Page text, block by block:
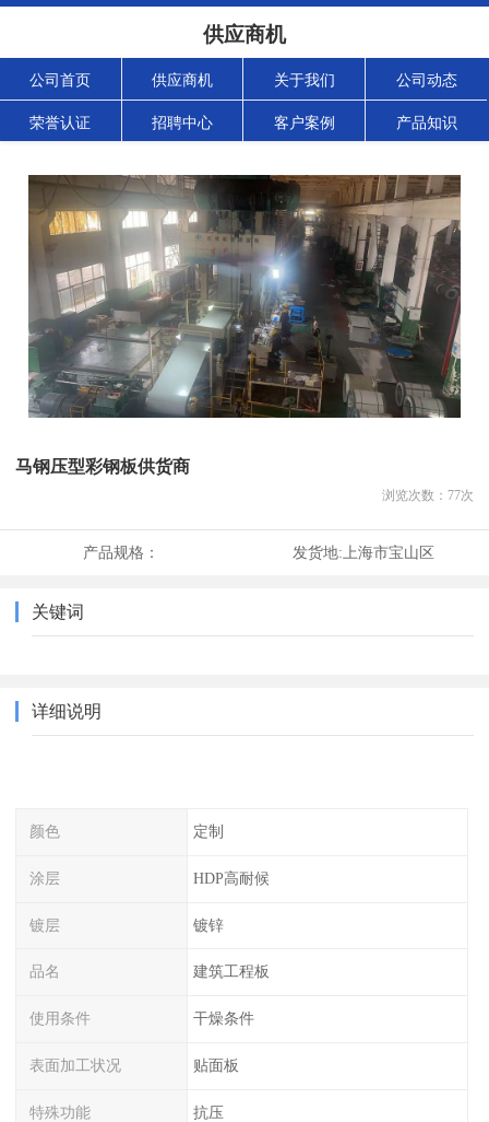
供应商机
公司首页 供应商机 关于我们 公司动态
荣誉认证 招聘中心 客户案例 产品知识
马钢压型彩钢板供货商
浏览次数： 77次
产品规格： 发货地: 上海市宝山区
关键词
详细说明
颜色 定制
涂层 HDP高耐候
镀层 镀锌
品名 建筑工程板
使用条件 干燥条件
表面加工状况 贴面板
特殊功能 抗压